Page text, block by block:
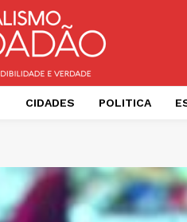
CIDADES POLITICA